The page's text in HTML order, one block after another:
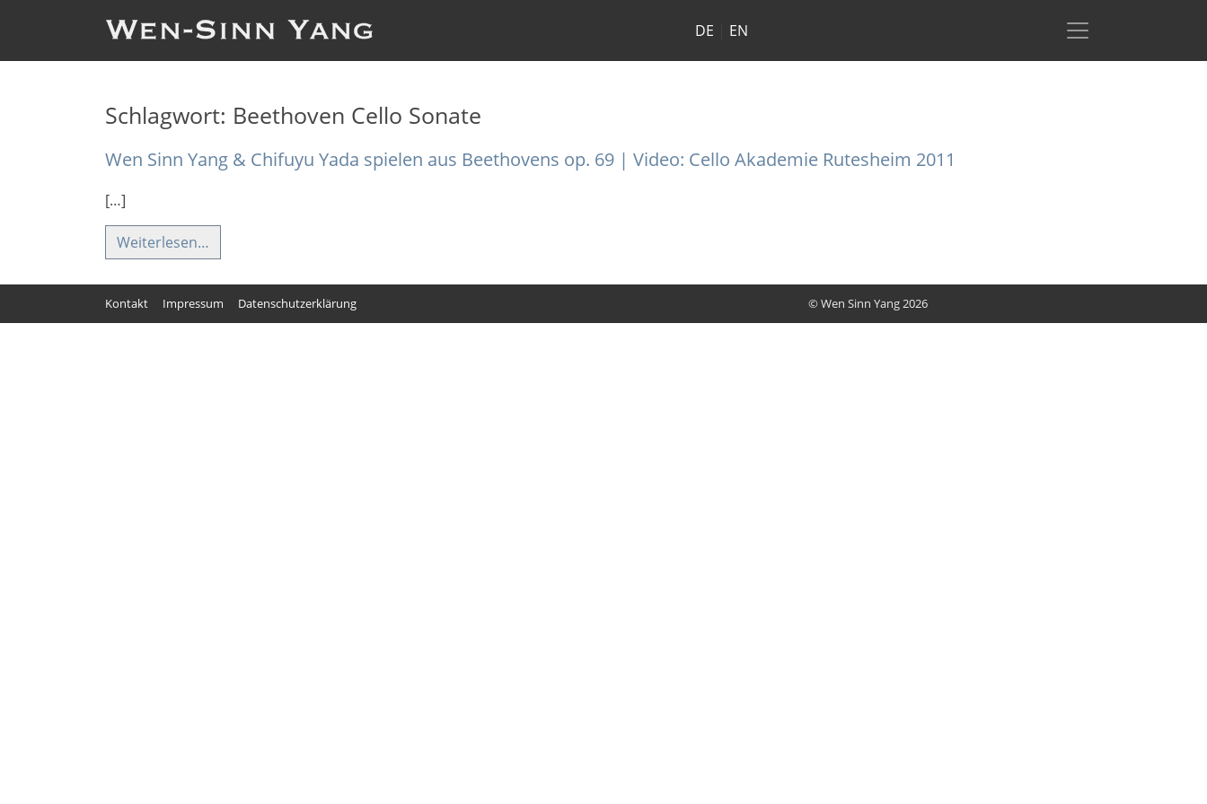
DE EN
Schlagwort: Beethoven Cello Sonate
Wen Sinn Yang & Chifuyu Yada spielen aus Beethovens op. 69 | Video: Cello Akademie Rutesheim 2011
[…]
Weiterlesen…
Kontakt Impressum Datenschutzerklärung © Wen Sinn Yang 2026